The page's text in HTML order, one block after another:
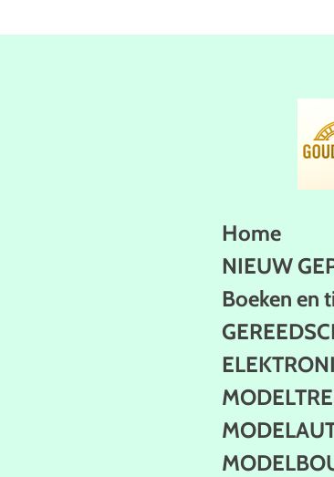
direct
Home
NIEUW
Boeken en